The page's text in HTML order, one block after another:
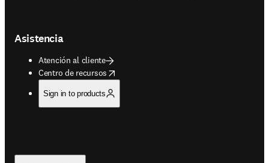
Asistencia
Atención al cliente
Centro de recursos
opens in new tab/window
Sign in to products